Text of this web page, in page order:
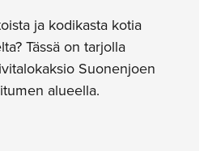
ja kodikasta kotia
Tässä on tarjolla
Suonenjoen
alueella.